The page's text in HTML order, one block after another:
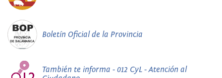
Boletín Oficial de la Provincia
También te informa - 012 CyL - Atención al